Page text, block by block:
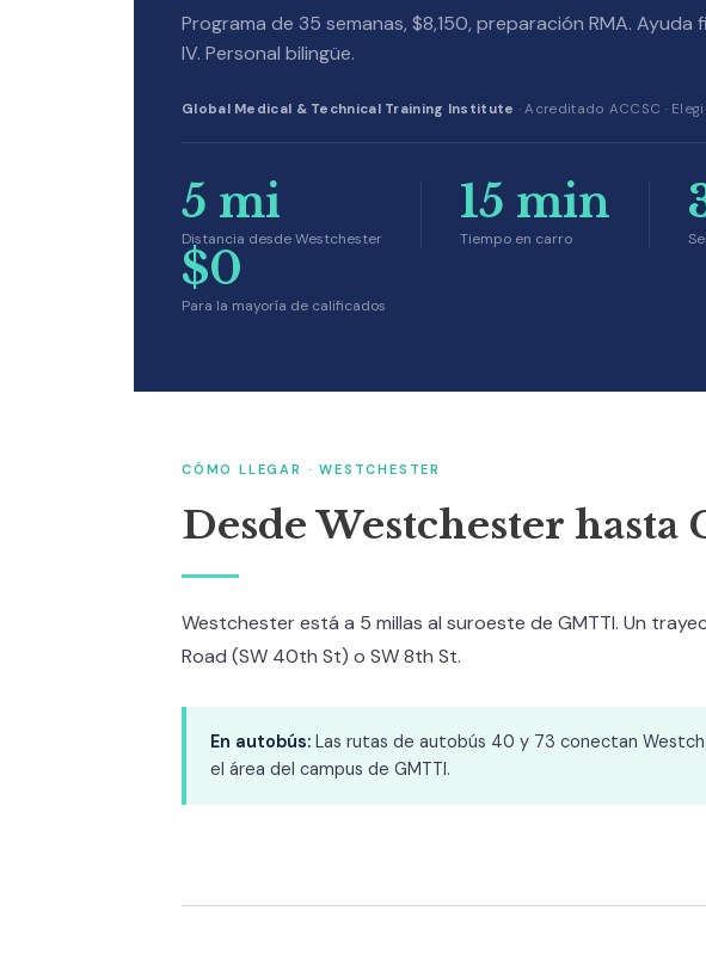
Programa de 35 semanas, $8,150, preparación RMA. Ayuda
IV. Personal bilingüe.
Global Medical & Technical Training Institute · Acreditado ACCSC ·
5 mi
Distancia desde Westchester
15 min
Tiempo en carro
$0
Para la mayoría de calificados
CÓMO LLEGAR · WESTCHESTER
Desde Westchester
Westchester está a 5 millas al suroeste de GMTTI. Un
Road (SW 40th St) o SW 8th St.
En autobús: Las rutas de autobús 40 y 73 conectan
el área del campus de GMTTI.